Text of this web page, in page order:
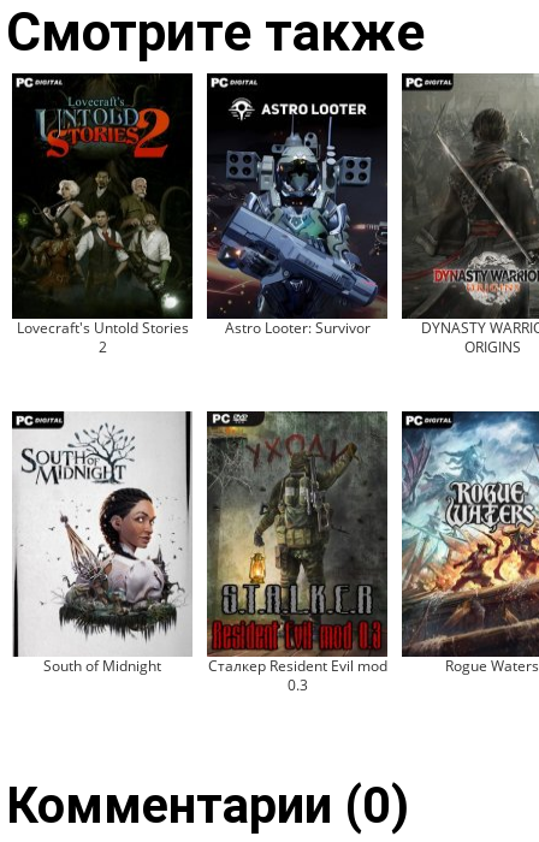
Смотрите также
Lovecraft's Untold Stories
2
Astro Looter: Survivor
DYNASTY
ORIGINS
South of Midnight
Сталкер Resident Evil mod
0.3
Rogue Waters
Комментарии (0)